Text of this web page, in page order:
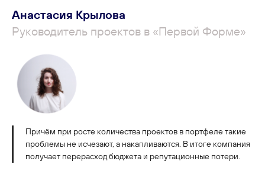
Анастасия Крылова
Руководитель проектов в «Первой Форме»
Причём при росте количества проектов в портфеле такие
проблемы не исчезают, а накапливаются. В итоге компания
получает перерасход бюджета и репутационные потери.